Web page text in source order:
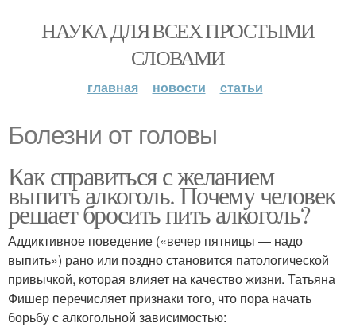
НАУКА ДЛЯ ВСЕХ ПРОСТЫМИ
СЛОВАМИ
главная новости статьи
Болезни от головы
Как справиться с желанием
выпить алкоголь. Почему человек
решает бросить пить алкоголь?
Аддиктивное поведение («вечер пятницы — надо
выпить») рано или поздно становится патологической
привычкой, которая влияет на качество жизни. Татьяна
Фишер перечисляет признаки того, что пора начать
борьбу с алкогольной зависимостью: